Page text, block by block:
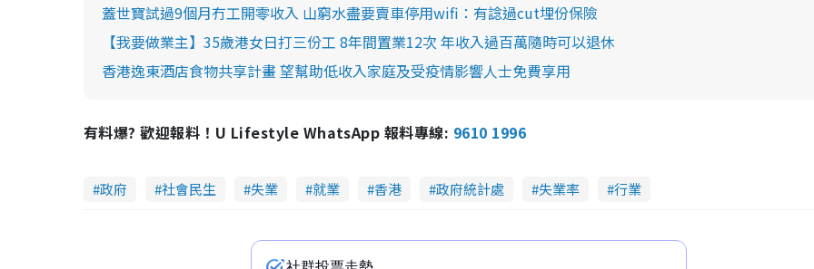
蓋世寶試過9個月冇工開零收入 山窮水盡要賣車停用wifi：有諗過cut埋份保險
【我要做業主】35歲港女日打三份工 8年間置業12次 年收入過百萬隨時可以退休
香港逸東酒店食物共享計畫 望幫助低收入家庭及受疫情影響人士免費享用
有料爆? 歡迎報料！U Lifestyle WhatsApp 報料專線: 9610 1996
政府 社會民生 失業 就業 香港 政府統計處 失業率 行業